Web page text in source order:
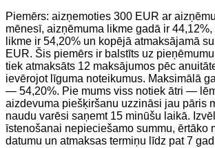
Piemērs: aizņemoties 300 EUR ar
mēnesī, aizņēmuma likme gadā ir
likme ir 54,20% un kopējā atmaksājamā
EUR. Šis piemērs ir balstīts uz
tiek atmaksāts 12 maksājumos pēc
ievērojot līguma noteikumus. Maksimālā
— 54,20%. Pie mums viss notiek ātri —
aizdevuma piešķiršanu uzzināsi jau pāris
naudu varēsi saņemt 15 minūšu laikā.
īstenošanai nepieciešamo summu, ērtāko
datumu un atmaksas termiņu līdz pat 7